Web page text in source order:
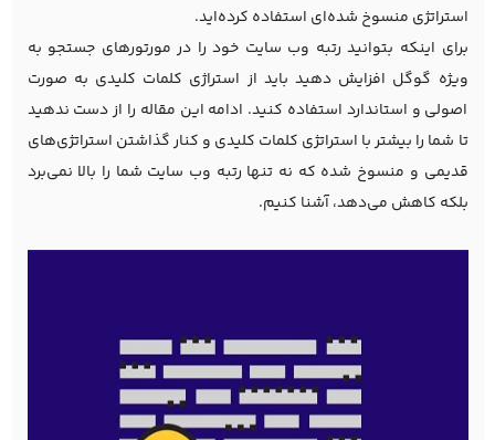
استراتژی منسوخ شده‌ای استفاده کرده‌اید.
برای اینکه بتوانید رتبه وب سایت خود را در مورتورهای جستجو به
ویژه گوگل افزایش دهید باید از استراژی کلمات کلیدی به صورت
اصولی و استاندارد استفاده کنید. ادامه این مقاله را از دست ندهید
تا شما را بیشتر با استراتژی کلمات کلیدی و کنار گذاشتن استراتژی‌های
قدیمی و منسوخ شده که نه تنها رتبه وب سایت شما را بالا نمی‌برد
بلکه کاهش می‌دهد، آشنا کنیم.